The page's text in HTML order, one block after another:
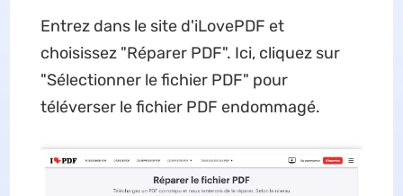
Entrez dans le site d'iLovePDF et
choisissez "Réparer PDF". Ici, cliquez sur
"Sélectionner le fichier PDF" pour
téléverser le fichier PDF endommagé.